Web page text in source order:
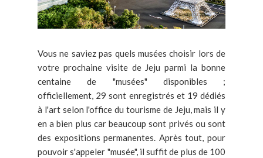
Vous ne saviez pas quels musées choisir lors de
votre prochaine visite de Jeju parmi la bonne
centaine de "musées" disponibles ;
officiellement, 29 sont enregistrés et 19 dédiés
à l'art selon l'office du tourisme de Jeju, mais il y
en a bien plus car beaucoup sont privés ou sont
des expositions permanentes. Après tout, pour
pouvoir s'appeler "musée", il suffit de plus de 100